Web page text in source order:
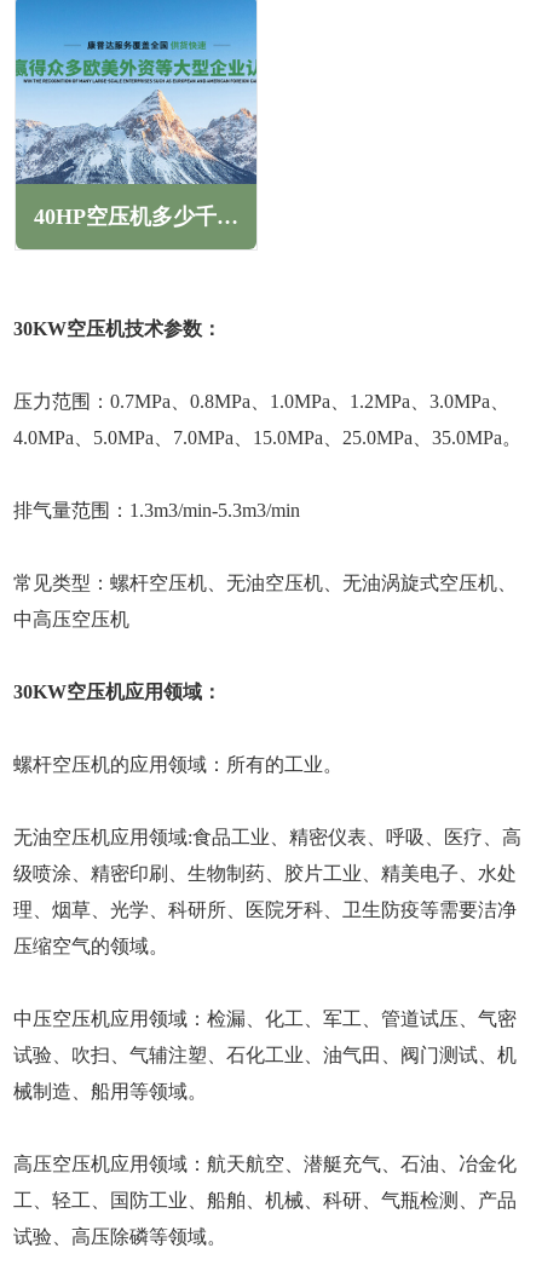
40HP空压机多少千瓦(40HP空压机产气量多少立方)
30KW空压机技术参数：
压力范围：0.7MPa、0.8MPa、1.0MPa、1.2MPa、3.0MPa、
4.0MPa、5.0MPa、7.0MPa、15.0MPa、25.0MPa、35.0MPa。
排气量范围：1.3m3/min-5.3m3/min
常见类型：螺杆空压机、无油空压机、无油涡旋式空压机、
中高压空压机
30KW空压机应用领域：
螺杆空压机的应用领域：所有的工业。
无油空压机应用领域:食品工业、精密仪表、呼吸、医疗、高
级喷涂、精密印刷、生物制药、胶片工业、精美电子、水处
理、烟草、光学、科研所、医院牙科、卫生防疫等需要洁净
压缩空气的领域。
中压空压机应用领域：检漏、化工、军工、管道试压、气密
试验、吹扫、气辅注塑、石化工业、油气田、阀门测试、机
械制造、船用等领域。
高压空压机应用领域：航天航空、潜艇充气、石油、冶金化
工、轻工、国防工业、船舶、机械、科研、气瓶检测、产品
试验、高压除磷等领域。